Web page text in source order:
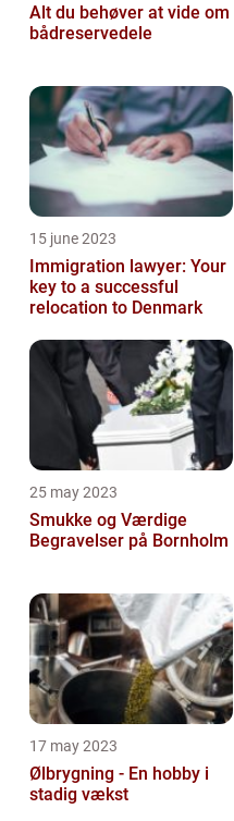
Alt du behøver at vide om
bådreservedele
15 june 2023
Immigration lawyer: Your
key to a successful
relocation to Denmark
25 may 2023
Smukke og Værdige
Begravelser på Bornholm
17 may 2023
Ølbrygning - En hobby i
stadig vækst